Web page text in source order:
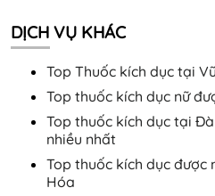
DỊCH VỤ KHÁC
Top Thuốc kích dục tại
Top thuốc kích dục nữ
Top thuốc kích dục tại
nhiều nhất
Top thuốc kích dục được
Hóa